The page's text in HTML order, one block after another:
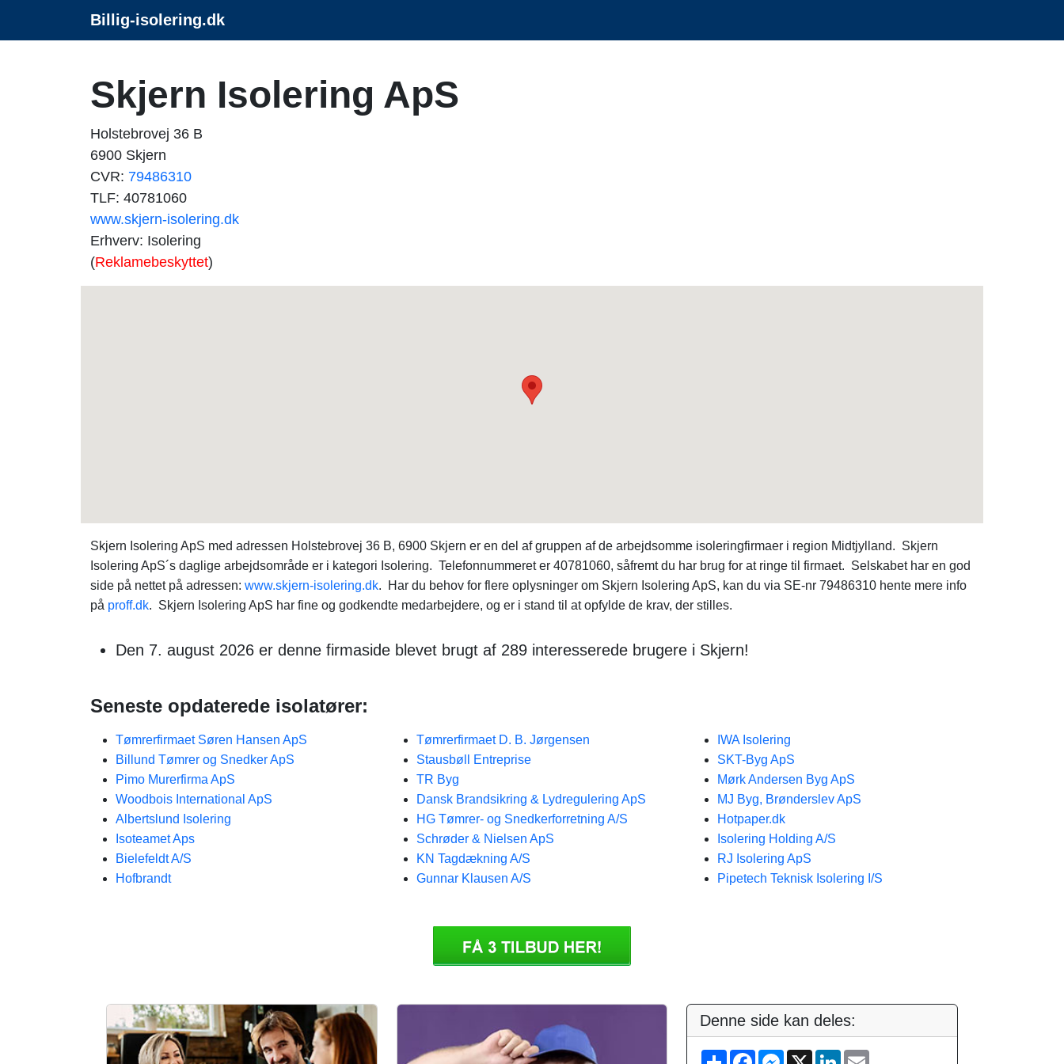
Billig-isolering.dk
Skjern Isolering ApS
Holstebrovej 36 B
6900 Skjern
CVR: 79486310
TLF: 40781060
www.skjern-isolering.dk
Erhverv: Isolering
(Reklamebeskyttet)
Skjern Isolering ApS med adressen Holstebrovej 36 B, 6900 Skjern er en del af gruppen af de arbejdsomme isoleringfirmaer i region Midtjylland. Skjern
Isolering ApS´s daglige arbejdsområde er i kategori Isolering. Telefonnummeret er 40781060, såfremt du har brug for at ringe til firmaet. Selskabet har en god
side på nettet på adressen: www.skjern-isolering.dk. Har du behov for flere oplysninger om Skjern Isolering ApS, kan du via SE-nr 79486310 hente mere info
på proff.dk. Skjern Isolering ApS har fine og godkendte medarbejdere, og er i stand til at opfylde de krav, der stilles.
Den 7. august 2026 er denne firmaside blevet brugt af 289 interesserede brugere i Skjern!
Seneste opdaterede isolatører:
Tømrerfirmaet Søren Hansen ApS
Billund Tømrer og Snedker ApS
Pimo Murerfirma ApS
Woodbois International ApS
Albertslund Isolering
Isoteamet Aps
Bielefeldt A/S
Hofbrandt
Tømrerfirmaet D. B. Jørgensen
Stausbøll Entreprise
TR Byg
Dansk Brandsikring & Lydregulering ApS
HG Tømrer- og Snedkerforretning A/S
Schrøder & Nielsen ApS
KN Tagdækning A/S
Gunnar Klausen A/S
IWA Isolering
SKT-Byg ApS
Mørk Andersen Byg ApS
MJ Byg, Brønderslev ApS
Hotpaper.dk
Isolering Holding A/S
RJ Isolering ApS
Pipetech Teknisk Isolering I/S
Denne side kan deles:
S
F
M
X
L